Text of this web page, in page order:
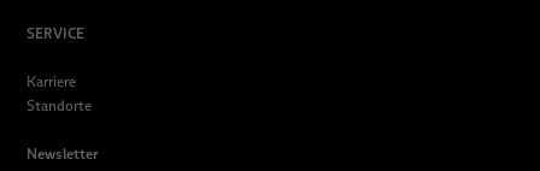
SERVICE
Karriere
Standorte
Newsletter